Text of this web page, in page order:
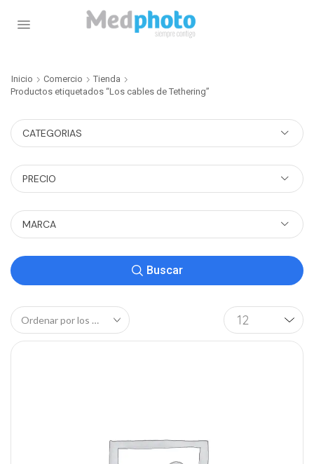
Inicio Comercio
Tienda
Productos etiquetados “Los cables de Tethering”
CATEGORIAS
PRECIO
MARCA
Buscar